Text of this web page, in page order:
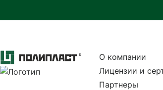
О компании
Лицензии и
Партнеры